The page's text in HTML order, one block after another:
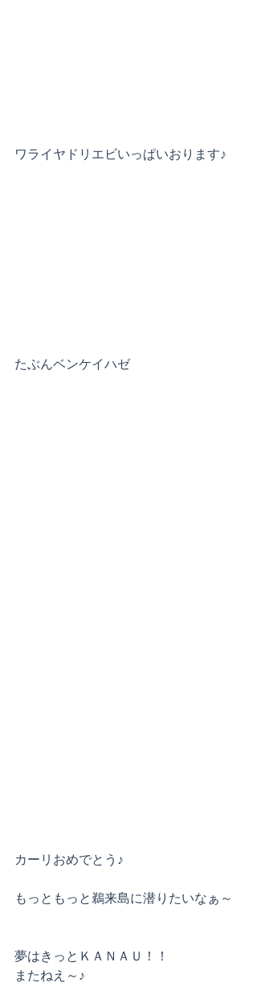
ワライヤドリエビいっぱいおります♪
たぶんベンケイハゼ
カーリおめでとう♪
もっともっと鵜来島に潜りたいなぁ～
夢はきっとＫＡＮＡＵ！！
またねえ～♪